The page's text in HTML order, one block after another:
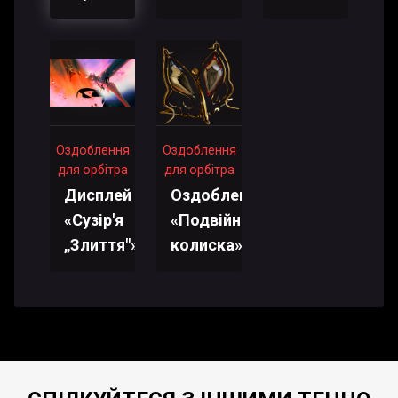
Оздоблення
для орбітра
Дисплей
«Сузір'я
„Злиття"»
Оздоблення
для орбітра
Оздоблення:
«Подвійна
колиска»